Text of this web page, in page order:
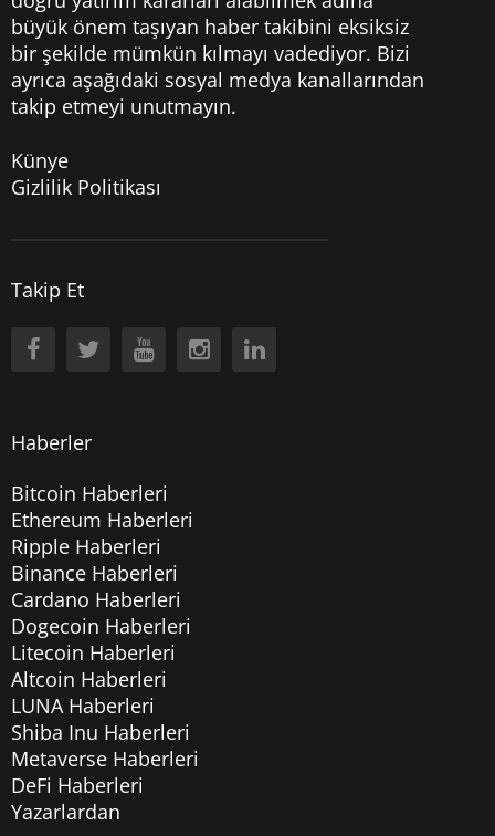
büyük önem taşıyan haber takibini eksiksiz
bir şekilde mümkün kılmayı vadediyor. Bizi
ayrıca aşağıdaki sosyal medya kanallarından
takip etmeyi unutmayın.
Künye
Gizlilik Politikası
Takip Et
Haberler
Bitcoin Haberleri
Ethereum Haberleri
Ripple Haberleri
Binance Haberleri
Cardano Haberleri
Dogecoin Haberleri
Litecoin Haberleri
Altcoin Haberleri
LUNA Haberleri
Shiba Inu Haberleri
Metaverse Haberleri
DeFi Haberleri
Yazarlardan